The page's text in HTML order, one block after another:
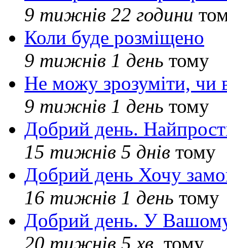
9 тижнів 22 години
Коли буде розміщено
9 тижнів 1 день тому
Не можу зрозуміти, чи
9 тижнів 1 день тому
Добрий день.
15 тижнів 5 днів тому
Добрий день Хочу
16 тижнів 1 день тому
Добрий день. У Вашому
20 тижнів 5 хв. тому